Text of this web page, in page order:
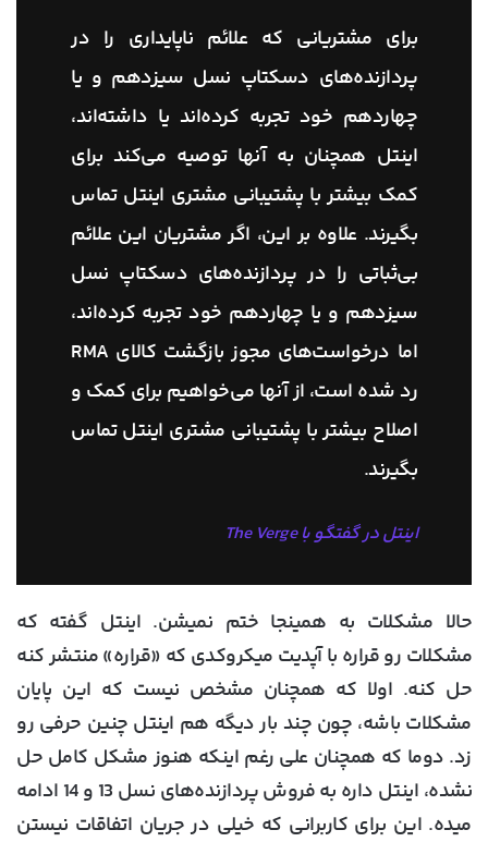
برای مشتریانی که علائم ناپایداری را در
پردازنده‌های دسکتاپ نسل سیزدهم و یا
چهاردهم خود تجربه کرده‌اند یا داشته‌اند،
اینتل همچنان به آنها توصیه می‌کند برای
کمک بیشتر با پشتیبانی مشتری اینتل تماس
بگیرند. علاوه بر این، اگر مشتریان این علائم
بی‌ثباتی را در پردازنده‌های دسکتاپ نسل
سیزدهم و یا چهاردهم خود تجربه کرده‌اند،
اما درخواست‌های مجوز بازگشت کالای RMA
رد شده است، از آنها می‌خواهیم برای کمک و
اصلاح بیشتر با پشتیبانی مشتری اینتل تماس
بگیرند.
اینتل در گفتگو با The Verge
حالا مشکلات به همینجا ختم نمیشن. اینتل گفته که
مشکلات رو قراره با آپدیت میکروکدی که «قراره» منتشر کنه
حل کنه. اولا که همچنان مشخص نیست که این پایان
مشکلات باشه، چون چند بار دیگه هم اینتل چنین حرفی رو
زد. دوما که همچنان علی رغم اینکه هنوز مشکل کامل حل
نشده، اینتل داره به فروش پردازنده‌های نسل 13 و 14 ادامه
میده. این برای کاربرانی که خیلی در جریان اتفاقات نیستن